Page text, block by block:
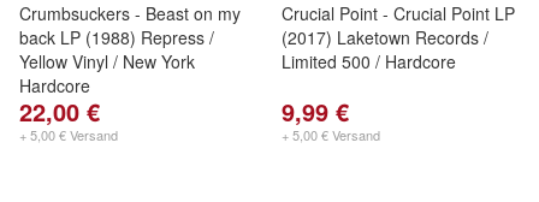
Crumbsuckers - Beast on my
back LP (1988) Repress /
Yellow Vinyl / New York
Hardcore
22,00 €
+ 5,00 € Versand
Crucial Point - Crucial Point LP
(2017) Laketown Records /
Limited 500 / Hardcore
9,99 €
+ 5,00 € Versand